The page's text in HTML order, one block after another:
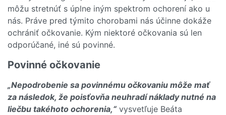
môžu stretnúť s úplne iným spektrom ochorení ako u
nás. Práve pred týmito chorobami nás účinne dokáže
ochrániť očkovanie. Kým niektoré očkovania sú len
odporúčané, iné sú povinné.
Povinné očkovanie
„Nepodrobenie sa povinnému očkovaniu môže mať
za následok, že poisťovňa neuhradí náklady nutné na
liečbu takéhoto ochorenia,“vysvetľuje Beáta